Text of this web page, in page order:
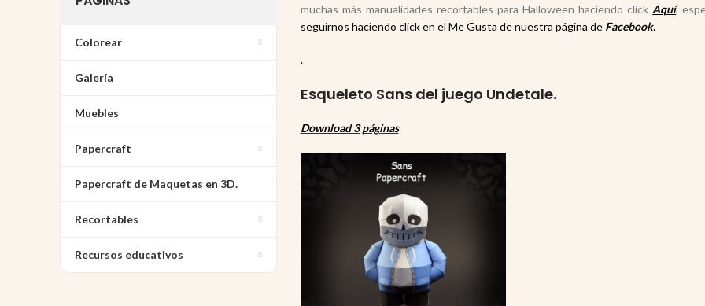
muchas más manualidades recortables para Halloween haciendo click Aquí,
seguirnos haciendo click en el Me Gusta de nuestra página de Facebook.
.
Esqueleto Sans del juego Undetale.
Download 3 páginas
Colorear
Galería
Muebles
Papercraft
Papercraft de Maquetas en 3D.
Recortables
Recursos educativos